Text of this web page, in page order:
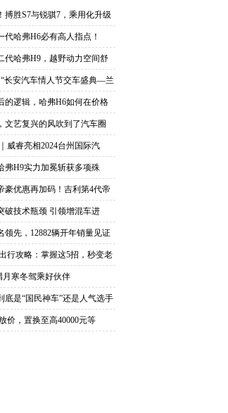
搏胜S7与锐骐7，乘用化升级
代哈弗H6必有高人指点！
代哈弗H9，越野动力空间舒
长安汽车情人节交车盛典—兰
的逻辑，哈弗H6如何在价格
文艺复兴的风吹到了汽车圈
威睿亮相2024台州国际汽
弗H9实力加冕斩获多项殊
豪优惠再加码！吉利第4代帝
破技术瓶颈 引领增混车进
领先，12882辆开年销量见证
行攻略：掌握这5招，秒变老
月寒冬驾乘好伙伴
底是“国民神车”还是人气选手
价，置换至高40000元等